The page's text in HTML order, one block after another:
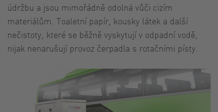
údržbu a jsou mimořádně odolná vůči cizím
materiálům. Toaletní papír, kousky látek a další
nečistoty, které se běžně vyskytují v odpadní vodě,
nijak nenarušují provoz čerpadla s rotačními písty.